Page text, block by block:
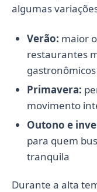
algumas
Verão: maior
restaurantes
gastronômicos
Primavera:
movimento
Outono e
para quem
tranquila
Durante a alta